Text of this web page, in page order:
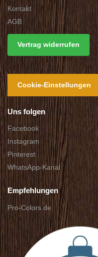
Kontakt
AGB
Vertrag widerrufen
Cookie-Einstellungen
Uns folgen
Facebook
Instagram
Pinterest
WhatsApp-Kanal
Empfehlungen
Pro-Colors.de